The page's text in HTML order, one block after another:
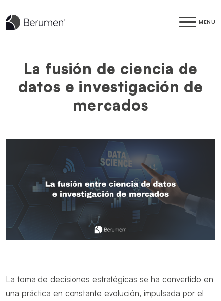
MENU
La fusión de ciencia de
datos e investigación de
mercados
La toma de decisiones estratégicas se ha convertido en
una práctica en constante evolución, impulsada por el